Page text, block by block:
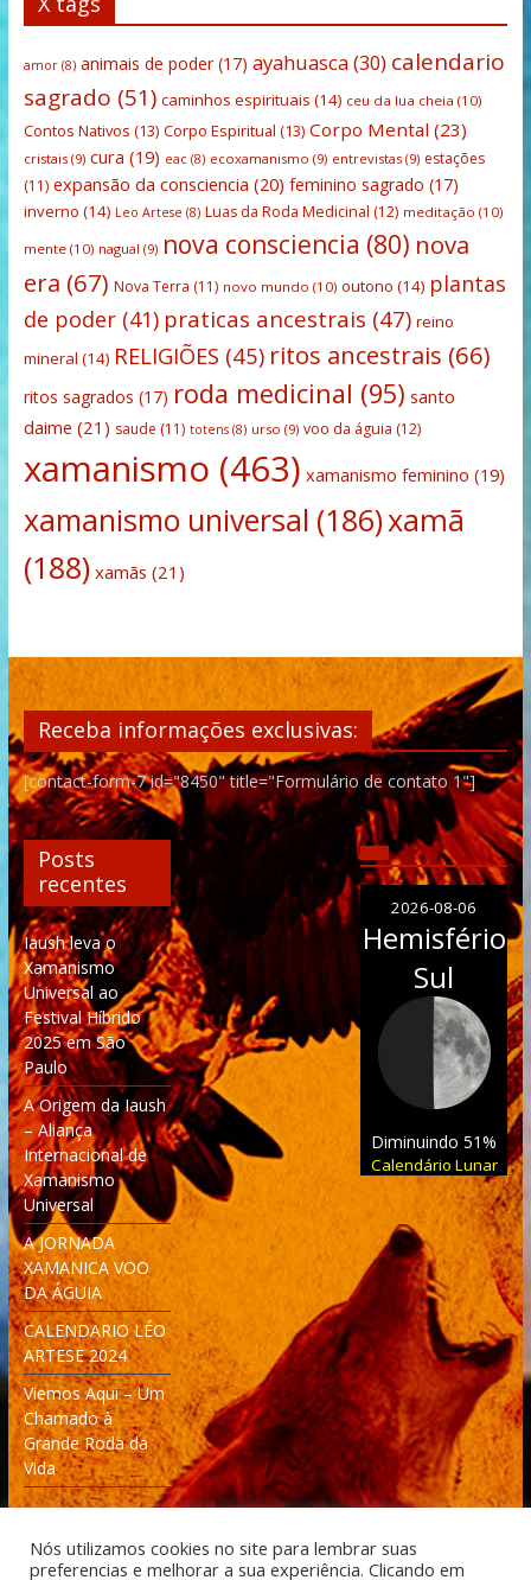
amor(8) animais de poder(17) ayahuasca(30) calendario
sagrado (51) caminhos espirituais (14) ceu da lua cheia (10)
Contos Nativos (13) Corpo Espiritual (13) Corpo Mental (23)
cristais(9) cura (19) eac(8) ecoxamanismo (9) entrevistas(9) estações
(11) expansão da consciencia (20) feminino sagrado (17)
inverno (14) Leo Artese (8) Luas da Roda Medicinal (12) meditação (10)
mente(10) nagual (9) nova consciencia (80) nova
era (67) Nova Terra (11) novo mundo (10) outono (14) plantas
de poder(41) praticas ancestrais (47) reino
mineral (14) RELIGIÕES (45) ritos ancestrais (66)
ritos sagrados (17) roda medicinal (95) santo
daime (21) saude (11) totens(8) urso (9) voo da águia (12)
xamanismo (463) xamanismo feminino (19)
xamanismo universal (186)xamã
(188) xamãs (21)
Receba informações exclusivas:
[contact-form-7 id="8450" title="Formulário de contato 1"]
Posts
recentes
Iaush leva o
Xamanismo
Universal ao
Festival Híbrido
2025 em São
Paulo
A Origem da Iaush
– Aliança
Internacional de
Xamanismo
Universal
A JORNADA
XAMANICA VOO
DA ÁGUIA
CALENDARIO LÉO
ARTESE 2024
Viemos Aqui – Um
Chamado à
Grande Roda da
Vida
2026-08-06
Hemisfério
Sul
Diminuindo 51%
Calendário Lunar
Nós utilizamos cookies no site para lembrar suas
preferencias e melhorar a sua experiência. Clicando em